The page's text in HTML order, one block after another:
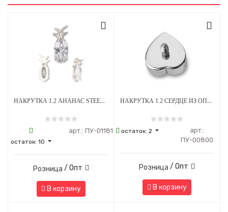
НАКРУТКА 1.2 АНАНАС STEEL CRYSTAL ТИТАН
остаток: 10
арт.: ПУ-01181
Розница / Опт
В корзину
НАКРУТКА 1.2 СЕРДЦЕ ИЗ ОПАЛА OP-08 ТИТАН
остаток: 2
арт.:
ПУ-00800
Розница / Опт
В корзину